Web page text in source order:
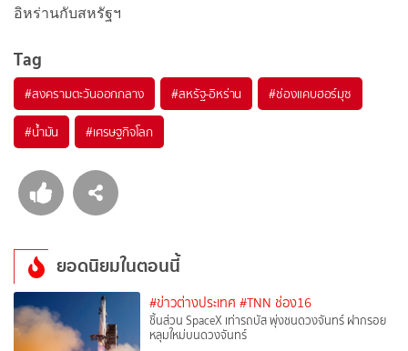
อิหร่านกับสหรัฐฯ
Tag
#สงครามตะวันออกกลาง #สหรัฐ-อิหร่าน #ช่องแคบฮอร์มุซ
#น้ำมัน #เศรษฐกิจโลก
ยอดนิยมในตอนนี้
#ข่าวต่างประเทศ #TNN ช่อง16
ชิ้นส่วน SpaceX เท่ารถบัส พุ่งชนดวงจันทร์ ฝากรอย
หลุมใหม่บนดวงจันทร์